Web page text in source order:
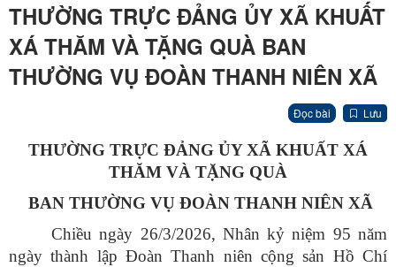
THƯỜNG TRỰC ĐẢNG ỦY XÃ KHUẤT
XÁ THĂM VÀ TẶNG QUÀ BAN
THƯỜNG VỤ ĐOÀN THANH NIÊN XÃ
Đọc bài Lưu
THƯỜNG TRỰC ĐẢNG ỦY XÃ KHUẤT XÁ
THĂM VÀ TẶNG QUÀ
BAN THƯỜNG VỤ ĐOÀN THANH NIÊN XÃ
Chiều ngày 26/3/2026, Nhân kỷ niệm 95 năm
ngày thành lập Đoàn Thanh niên cộng sản Hồ Chí